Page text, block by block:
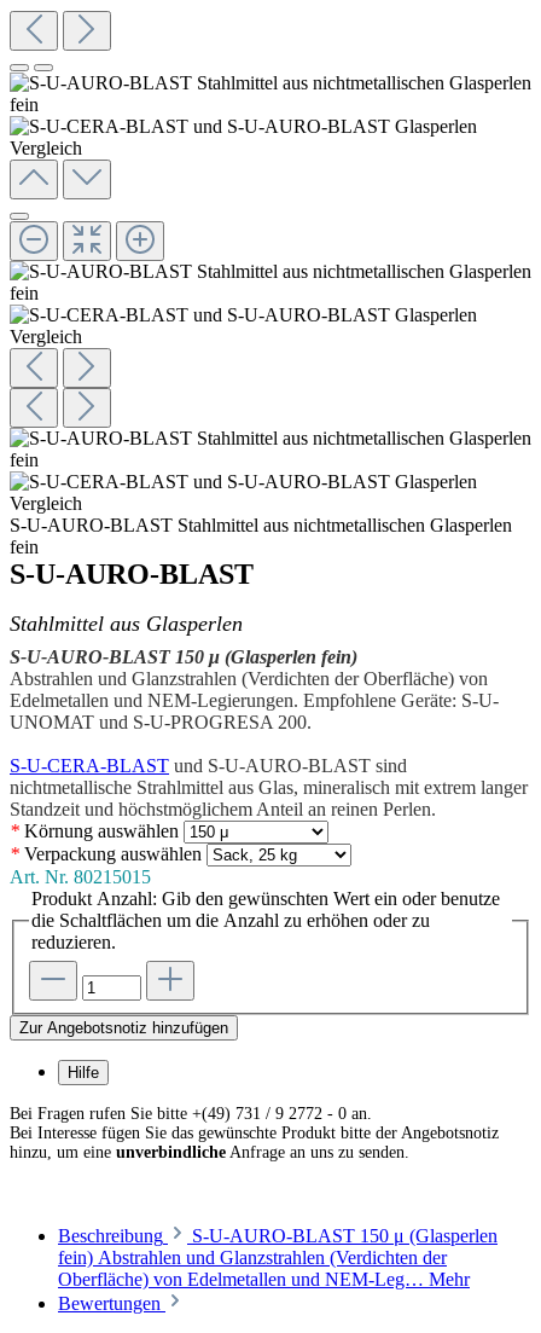
S-U-AURO-BLAST Stahlmittel aus nichtmetallischen Glasperlen
fein
S-U-AURO-BLAST
Stahlmittel aus Glasperlen
S-U-AURO-BLAST 150 μ (Glasperlen fein)
Abstrahlen und Glanzstrahlen (Verdichten der Oberfläche) von
Edelmetallen und NEM-Legierungen. Empfohlene Geräte: S-U-
UNOMAT und S-U-PROGRESA 200.
S-U-CERA-BLAST und S-U-AURO-BLAST sind
nichtmetallische Strahlmittel aus Glas, mineralisch mit extrem langer
Standzeit und höchstmöglichem Anteil an reinen Perlen.
* Körnung auswählen
* Verpackung auswählen
Art. Nr. 80215015
Produkt Anzahl: Gib den gewünschten Wert ein oder benutze
die Schaltflächen um die Anzahl zu erhöhen oder zu
reduzieren.
Zur Angebotsnotiz hinzufügen
Hilfe
Bei Fragen rufen Sie bitte +(49) 731 / 9 2772 - 0 an.
Bei Interesse fügen Sie das gewünschte Produkt bitte der Angebotsnotiz
hinzu, um eine unverbindliche Anfrage an uns zu senden.
Beschreibung
S-U-AURO-BLAST 150 μ (Glasperlen
fein) Abstrahlen und Glanzstrahlen (Verdichten der
Oberfläche) von Edelmetallen und NEM-Leg… Mehr
Bewertungen